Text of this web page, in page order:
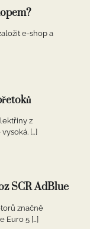
e-shop a
z
[…]
SCR AdBlue
značně
Euro 5 […]